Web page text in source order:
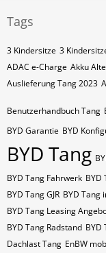
Tags
3 Kindersitze 3
ADAC e-Charge Akku
Auslieferung Tang 2023
Benutzerhandbuch Tang
BYD Garantie BYD
BYD Tang
BYD Tang Fahrwerk BYD
BYD Tang GJR BYD Tang
BYD Tang Leasing
BYD Tang Radstand BYD
Dachlast Tang EnBW